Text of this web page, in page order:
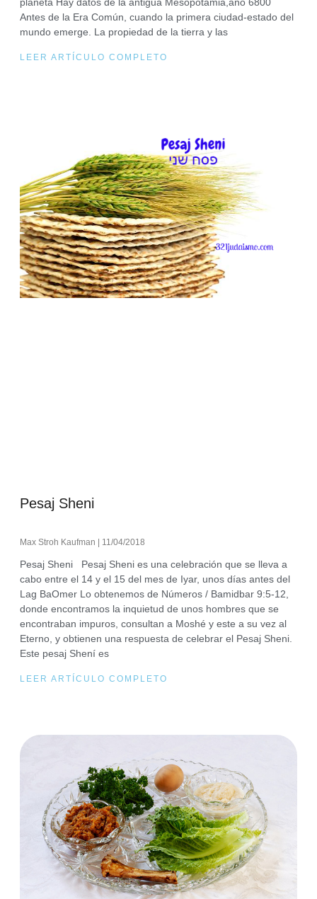
planeta Hay datos de la antigua Mesopotamia,año 6800
Antes de la Era Común, cuando la primera ciudad-estado del
mundo emerge. La propiedad de la tierra y las
LEER ARTÍCULO COMPLETO
Pesaj Sheni
Max Stroh Kaufman 11/04/2018
Pesaj Sheni Pesaj Sheni es una celebración que se lleva a
cabo entre el 14 y el 15 del mes de Iyar, unos días antes del
Lag BaOmer Lo obtenemos de Números / Bamidbar 9:5-12,
donde encontramos la inquietud de unos hombres que se
encontraban impuros, consultan a Moshé y este a su vez al
Eterno, y obtienen una respuesta de celebrar el Pesaj Sheni.
Este pesaj Shení es
LEER ARTÍCULO COMPLETO